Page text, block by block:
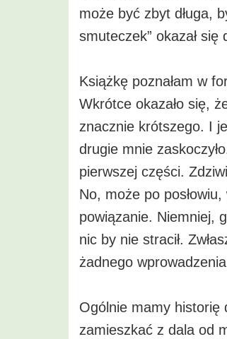
może być zbyt długa,
smuteczek” okazał
Książkę poznałam w
Wkrótce okazało się,
znacznie krótszego. I
drugie mnie
pierwszej części.
No, może po
powiązanie. Niemniej,
nic by nie stracił.
żadnego
Ogólnie mamy historię
zamieszkać z dala od